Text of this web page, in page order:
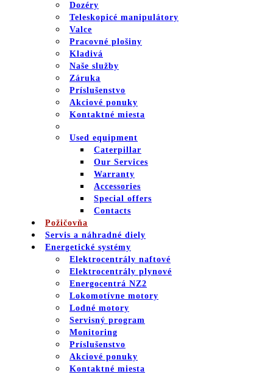
Dozéry
Teleskopicé manipulátory
Valce
Pracovné plošiny
Kladivá
Naše služby
Záruka
Príslušenstvo
Akciové ponuky
Kontaktné miesta
Used equipment
Caterpillar
Our Services
Warranty
Accessories
Special offers
Contacts
Požičovňa
Servis a náhradné diely
Energetické systémy
Elektrocentrály naftové
Elektrocentrály plynové
Energocentrá NZ2
Lokomotívne motory
Lodné motory
Servisný program
Monitoring
Príslušenstvo
Akciové ponuky
Kontaktné miesta